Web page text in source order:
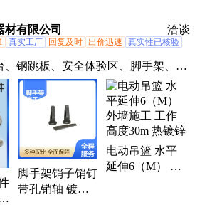
优势显
耐腐蚀抗氧化
材有限公司 洽谈
真实工厂 回复及时 出价迅速
真实性已核验
、钢跳板、安全体验区、脚手架、建
电梯井操作平台、方柱扣
脚手架销子销钉
带孔销轴 镀锌
电动吊篮 水平
延伸6（M） 外